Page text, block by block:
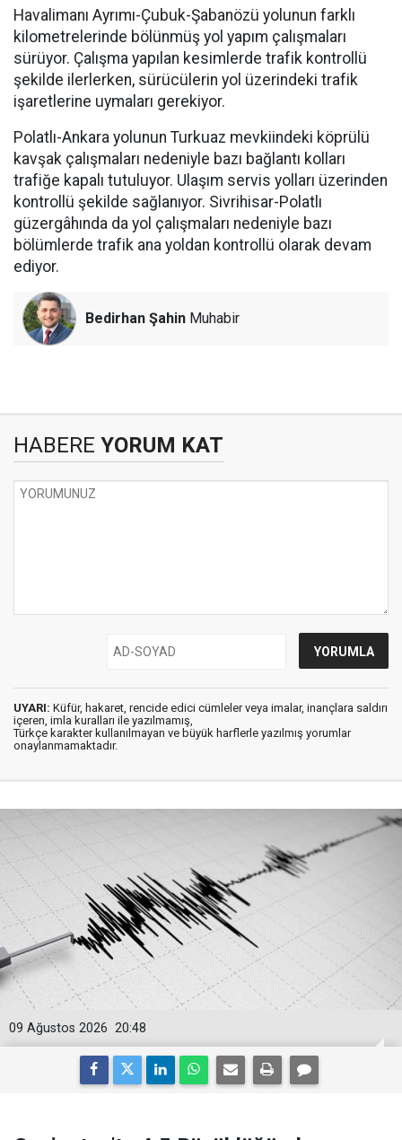
Havalimanı Ayrımı-Çubuk-Şabanözü yolunun farklı
kilometrelerinde bölünmüş yol yapım çalışmaları
sürüyor. Çalışma yapılan kesimlerde trafik kontrollü
şekilde ilerlerken, sürücülerin yol üzerindeki trafik
işaretlerine uymaları gerekiyor.
Polatlı-Ankara yolunun Turkuaz mevkiindeki köprülü
kavşak çalışmaları nedeniyle bazı bağlantı kolları
trafiğe kapalı tutuluyor. Ulaşım servis yolları üzerinden
kontrollü şekilde sağlanıyor. Sivrihisar-Polatlı
güzergâhında da yol çalışmaları nedeniyle bazı
bölümlerde trafik ana yoldan kontrollü olarak devam
ediyor.
Bedirhan Şahin Muhabir
HABERE YORUM KAT
UYARI: Küfür, hakaret, rencide edici cümleler veya imalar, inançlara saldırı
içeren, imla kuralları ile yazılmamış,
Türkçe karakter kullanılmayan ve büyük harflerle yazılmış yorumlar
onaylanmamaktadır.
20:48
09 Ağustos 2026